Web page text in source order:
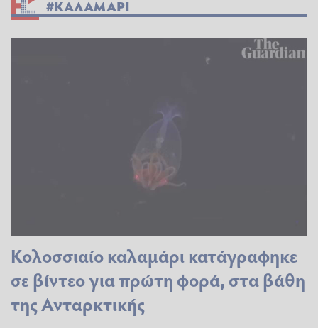
#ΚΑΛΑΜΑΡΙ
Κολοσσιαίο καλαμάρι κατάγραφηκε
σε βίντεο για πρώτη φορά, στα βάθη
της Ανταρκτικής